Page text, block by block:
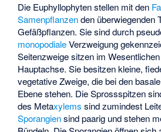
Die Euphyllophyten stellen mit den
Samenpflanzenden überwiegenden
Gefäßpflanzen. Sie sind durch
monopodialeVerzweigung
Seitenzweige sitzen im
Hauptachse. Sie besitzen kleine,
vegetative Zweige, die bei den
Ebene stehen. Die Sprossspitzen
des Metaxylems sind zumindest
Sporangiensind paarig und stehen